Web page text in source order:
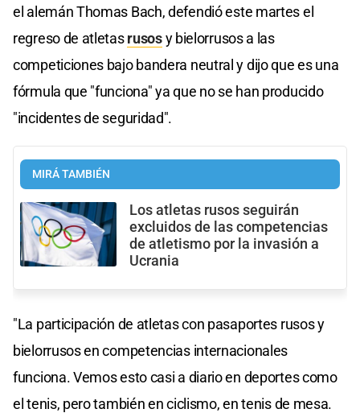
el alemán Thomas Bach, defendió este martes el
regreso de atletasrusosy bielorrusos a las
competiciones bajo bandera neutral y dijo que es una
fórmula que "funciona" ya que no se han producido
"incidentes de seguridad".
MIRÁ TAMBIÉN
Los atletas rusos seguirán
excluidos de las competencias
de atletismo por la invasión a
Ucrania
"La participación de atletas con pasaportes rusos y
bielorrusos en competencias internacionales
funciona. Vemos esto casi a diario en deportes como
el tenis, pero también en ciclismo, en tenis de mesa.